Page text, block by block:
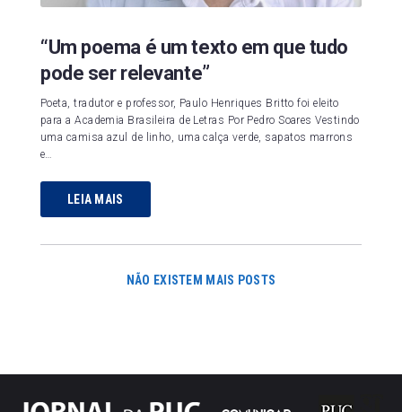
“Um poema é um texto em que tudo
pode ser relevante”
Poeta, tradutor e professor, Paulo Henriques Britto foi eleito
para a Academia Brasileira de Letras Por Pedro Soares Vestindo
uma camisa azul de linho, uma calça verde, sapatos marrons
e…
LEIA MAIS
NÃO EXISTEM MAIS POSTS